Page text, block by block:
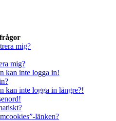
mig?
mig?
kan inte logga in!
kan inte logga in längre?!
länken?